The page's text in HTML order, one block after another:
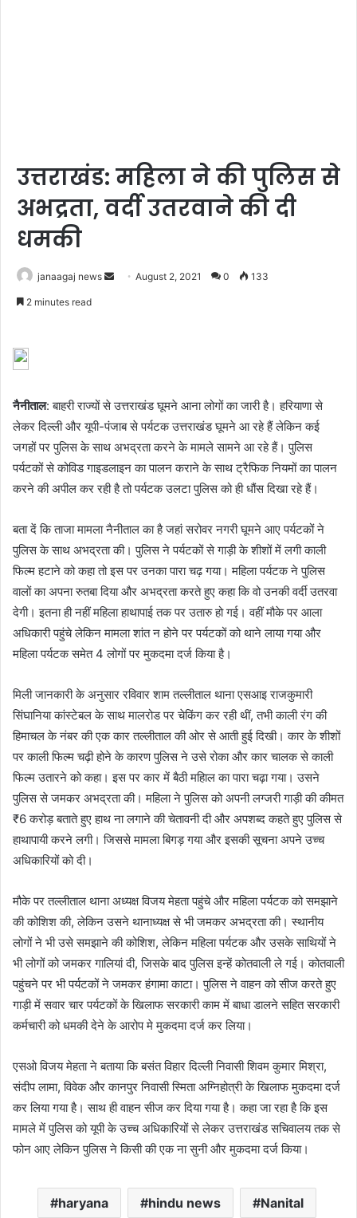
उत्तराखंड: महिला ने की पुलिस से
अभद्रता, वर्दी उतरवाने की दी
धमकी
janaagaj news
SendAugust 2, 2021 0 133
2 minutes read
नैनीताल: बाहरी राज्यों से उत्तराखंड घूमने आना लोगों का जारी है। हरियाणा से
लेकर दिल्ली और यूपी-पंजाब से पर्यटक उत्तराखंड घूमने आ रहे हैं लेकिन कई
जगहों पर पुलिस के साथ अभद्रता करने के मामले सामने आ रहे हैं। पुलिस
पर्यटकों से कोविड गाइडलाइन का पालन कराने के साथ ट्रैफिक नियमों का पालन
करने की अपील कर रही है तो पर्यटक उलटा पुलिस को ही धौंस दिखा रहे हैं।
बता दें कि ताजा मामला नैनीताल का है जहां सरोवर नगरी घूमने आए पर्यटकों ने
पुलिस के साथ अभद्रता की। पुलिस ने पर्यटकों से गाड़ी के शीशों में लगी काली
फिल्म हटाने को कहा तो इस पर उनका पारा चढ़ गया। महिला पर्यटक ने पुलिस
वालों का अपना रुतबा दिया और अभद्रता करते हुए कहा कि वो उनकी वर्दी उतरवा
देगी। इतना ही नहीं महिला हाथापाई तक पर उतारु हो गई। वहीं मौके पर आला
अधिकारी पहुंचे लेकिन मामला शांत न होने पर पर्यटकों को थाने लाया गया और
महिला पर्यटक समेत 4 लोगों पर मुकदमा दर्ज किया है।
मिली जानकारी के अनुसार रविवार शाम तल्लीताल थाना एसआइ राजकुमारी
सिंघानिया कांस्टेबल के साथ मालरोड पर चेकिंग कर रही थीं, तभी काली रंग की
हिमाचल के नंबर की एक कार तल्लीताल की ओर से आती हुई दिखी। कार के शीशों
पर काली फिल्म चढ़ी होने के कारण पुलिस ने उसे रोका और कार चालक से काली
फिल्म उतारने को कहा। इस पर कार में बैठी महिाल का पारा चढ़ा गया। उसने
पुलिस से जमकर अभद्रता की। महिला ने पुलिस को अपनी लग्जरी गाड़ी की कीमत
₹6 करोड़ बताते हुए हाथ ना लगाने की चेतावनी दी और अपशब्द कहते हुए पुलिस से
हाथापायी करने लगी। जिससे मामला बिगड़ गया और इसकी सूचना अपने उच्च
अधिकारियों को दी।
मौके पर तल्लीताल थाना अध्यक्ष विजय मेहता पहुंचे और महिला पर्यटक को समझाने
की कोशिश की, लेकिन उसने थानाध्यक्ष से भी जमकर अभद्रता की। स्थानीय
लोगों ने भी उसे समझाने की कोशिश, लेकिन महिला पर्यटक और उसके साथियों ने
भी लोगों को जमकर गालियां दी, जिसके बाद पुलिस इन्हें कोतवाली ले गई। कोतवाली
पहुंचने पर भी पर्यटकों ने जमकर हंगामा काटा। पुलिस ने वाहन को सीज करते हुए
गाड़ी में सवार चार पर्यटकों के खिलाफ सरकारी काम में बाधा डालने सहित सरकारी
कर्मचारी को धमकी देने के आरोप मे मुकदमा दर्ज कर लिया।
एसओ विजय मेहता ने बताया कि बसंत विहार दिल्ली निवासी शिवम कुमार मिश्रा,
संदीप लामा, विवेक और कानपुर निवासी स्मिता अग्निहोत्री के खिलाफ मुकदमा दर्ज
कर लिया गया है। साथ ही वाहन सीज कर दिया गया है। कहा जा रहा है कि इस
मामले में पुलिस को यूपी के उच्च अधिकारियों से लेकर उत्तराखंड सचिवालय तक से
फोन आए लेकिन पुलिस ने किसी की एक ना सुनी और मुकदमा दर्ज किया।
haryana hindu news Nanital